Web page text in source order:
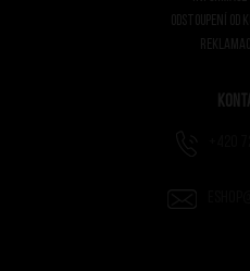
Odstoupení od